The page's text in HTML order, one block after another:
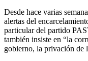
Desde hace varias
alertas del
particular del partido
también insiste en “la
gobierno, la privación de